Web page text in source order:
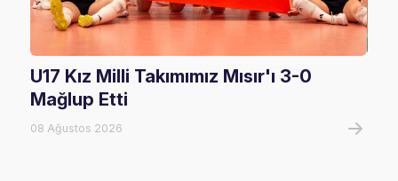
U17 Kız Milli Takımımız Mısır'ı 3-0
Mağlup Etti
08 Ağustos 2026